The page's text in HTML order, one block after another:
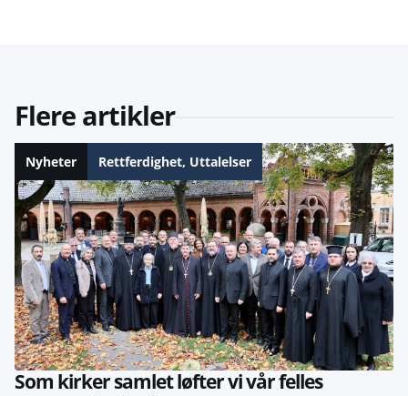
Flere artikler
Nyheter Rettferdighet, Uttalelser
Som kirker samlet løfter vi vår felles